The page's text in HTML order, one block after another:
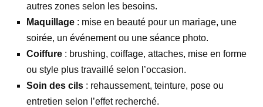
autres zones selon les besoins.
Maquillage : mise en beauté pour un mariage, une
soirée, un événement ou une séance photo.
Coiffure : brushing, coiffage, attaches, mise en forme
ou style plus travaillé selon l’occasion.
Soin des cils : rehaussement, teinture, pose ou
entretien selon l’effet recherché.